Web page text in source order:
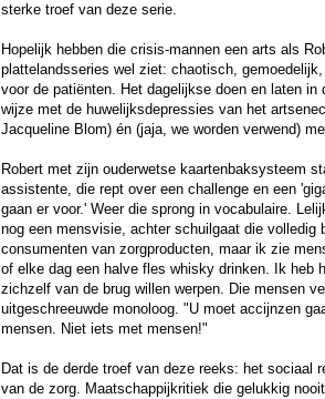
sterke troef van deze serie.
Hopelijk hebben die crisis-mannen een arts als
plattelandsseries wel ziet: chaotisch,
voor de patiënten. Het dagelijkse doen en laten
wijze met de huwelijksdepressies van het
Jacqueline Blom) én (jaja, we worden verwend)
Robert met zijn ouderwetse kaartenbaksysteem
assistente, die rept over een challenge en een
gaan er voor.' Weer die sprong in vocabulaire.
nog een mensvisie, achter schuilgaat die
consumenten van zorgproducten, maar ik zie
of elke dag een halve fles whisky drinken. Ik heb
zichzelf van de brug willen werpen. Die mensen
uitgeschreeuwde monoloog. "U moet accijnzen
mensen. Niet iets met mensen!"
Dat is de derde troef van deze reeks: het sociaal
van de zorg. Maatschappijkritiek die gelukkig